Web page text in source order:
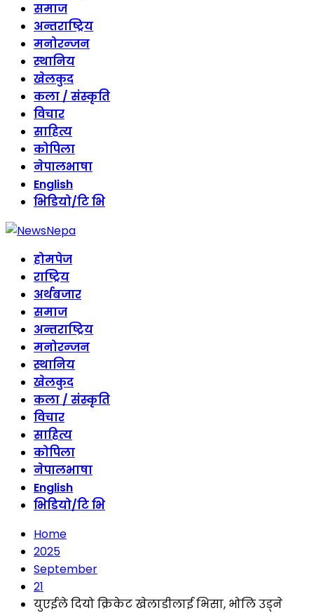
समाज
अन्तराष्ट्रिय
मनोरन्जन
स्थानिय
खेलकुद
कला / संस्कृति
विचार
साहित्य
कोपिला
नेपालभाषा
English
भिडियो/टि भि
होमपेज
राष्ट्रिय
अर्थबजार
समाज
अन्तराष्ट्रिय
मनोरन्जन
स्थानिय
खेलकुद
कला / संस्कृति
विचार
साहित्य
कोपिला
नेपालभाषा
English
भिडियो/टि भि
Home
2025
September
21
युएईले दियो क्रिकेट खेलाडीलाई भिसा, भोलि उड्ने